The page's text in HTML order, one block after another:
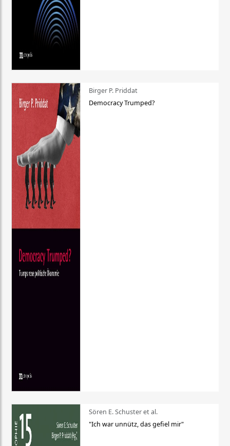
Birger P. Priddat
Democracy Trumped?
Sören E. Schuster et al.
"Ich war unnütz, das gefiel mir"